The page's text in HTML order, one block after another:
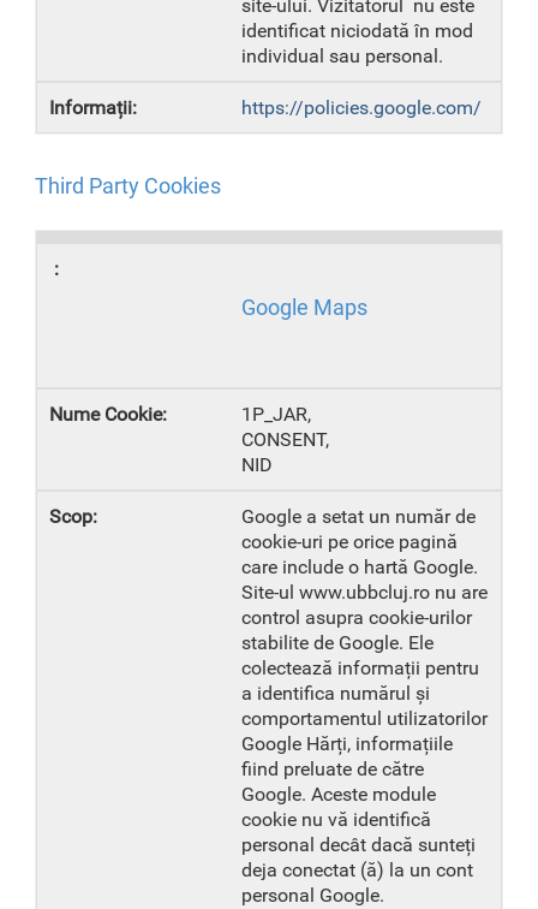
site-ului. Vizitatorul nu este
identificat niciodată în mod
individual sau personal.
https://policies.google.com/
Third Party Cookies
Google Maps
1P_JAR,
CONSENT,
NID
Google a setat un număr de
cookie-uri pe orice pagină
care include o hartă Google.
Site-ul www.ubbcluj.ro nu are
control asupra cookie-urilor
stabilite de Google. Ele
colectează informații pentru
a identifica numărul și
comportamentul utilizatorilor
Google Hărți, informațiile
fiind preluate de către
Google. Aceste module
cookie nu vă identifică
personal decât dacă sunteți
deja conectat (ă) la un cont
personal Google.